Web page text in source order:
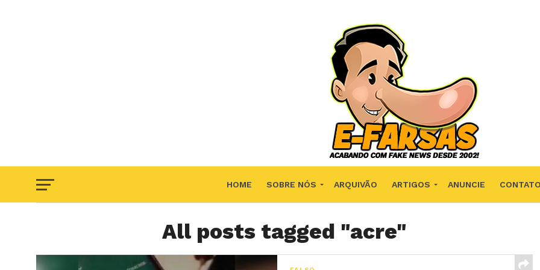
HOME SOBRE NÓS ARQUIVÃO ARTIGOS ANUNCIE CONTATO
F.A.Q
All posts tagged "acre"